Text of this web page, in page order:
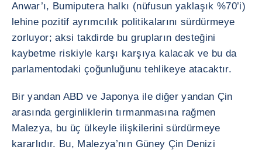
Anwar’ı, Bumiputera halkı (nüfusun yaklaşık %70’i)
lehine pozitif ayrımcılık politikalarını sürdürmeye
zorluyor; aksi takdirde bu grupların desteğini
kaybetme riskiyle karşı karşıya kalacak ve bu da
parlamentodaki çoğunluğunu tehlikeye atacaktır.
Bir yandan ABD ve Japonya ile diğer yandan Çin
arasında gerginliklerin tırmanmasına rağmen
Malezya, bu üç ülkeyle ilişkilerini sürdürmeye
kararlıdır. Bu, Malezya’nın Güney Çin Denizi